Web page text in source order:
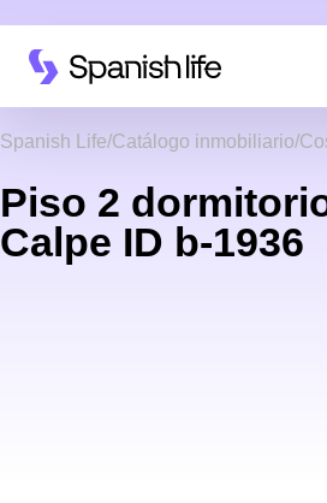
Spanish Life Catálogo inmobiliario
Piso 2
Calpe ID b-1936